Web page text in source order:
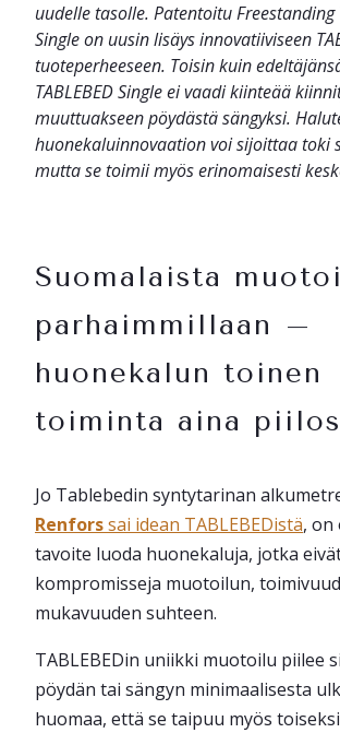
uudelle tasolle. Patentoitu Freestanding
Single on uusin lisäys innovatiiviseen
tuoteperheeseen. Toisin kuin
TABLEBED Single ei vaadi kiinteää
muuttuakseen pöydästä sängyksi.
huonekaluinnovaation voi sijoittaa toki
mutta se toimii myös erinomaisesti
Suomalaista
parhaimmillaan –
huonekalun toinen
toiminta aina
Jo Tablebedin syntytarinan
Renforssai idean TABLEBEDistä, on
tavoite luoda huonekaluja, jotka
kompromisseja muotoilun,
mukavuuden suhteen.
TABLEBEDin uniikki muotoilu piilee
pöydän tai sängyn minimaalisesta
huomaa, että se taipuu myös toiseksi